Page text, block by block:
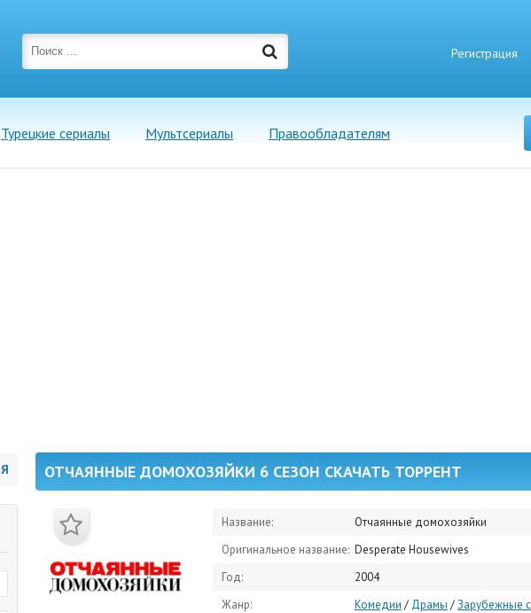
Регистрация
Турецкие сериалы Мультсериалы Правообладателям
ОТЧАЯННЫЕ ДОМОХОЗЯЙКИ 6 СЕЗОН СКАЧАТЬ ТОРРЕНТ
Название:
Отчаянные домохозяйки
Оригинальное название: Desperate Housewives
Год:
2004
Жанр:
Комедии / Драмы /Зарубежные
Я